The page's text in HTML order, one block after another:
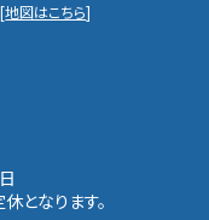
[地図はこちら]
となります。